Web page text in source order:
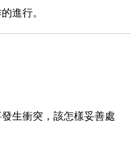
進行。
生衝突，該怎樣妥善處